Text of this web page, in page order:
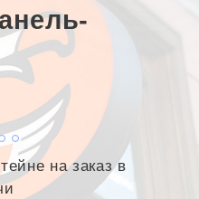
на заказ в